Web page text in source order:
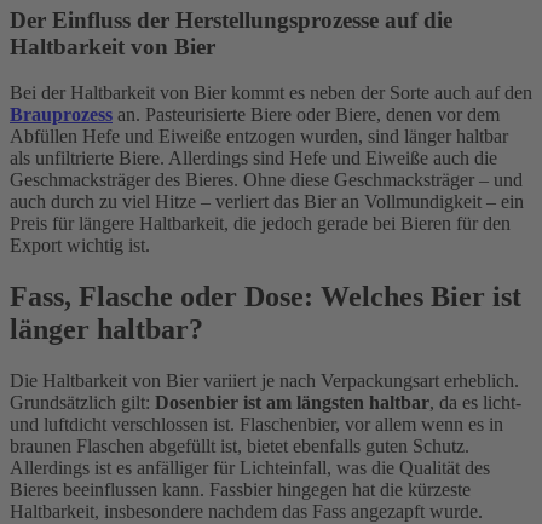
Der Einfluss der Herstellungsprozesse auf die
Haltbarkeit von Bier
Bei der Haltbarkeit von Bier kommt es neben der Sorte auch auf den
Brauprozess an. Pasteurisierte Biere oder Biere, denen vor dem
Abfüllen Hefe und Eiweiße entzogen wurden, sind länger haltbar
als unfiltrierte Biere. Allerdings sind Hefe und Eiweiße auch die
Geschmacksträger des Bieres. Ohne diese Geschmacksträger – und
auch durch zu viel Hitze – verliert das Bier an Vollmundigkeit – ein
Preis für längere Haltbarkeit, die jedoch gerade bei Bieren für den
Export wichtig ist.
Fass, Flasche oder Dose: Welches Bier ist
länger haltbar?
Die Haltbarkeit von Bier variiert je nach Verpackungsart erheblich.
Grundsätzlich gilt: Dosenbier ist am längsten haltbar, da es licht-
und luftdicht verschlossen ist. Flaschenbier, vor allem wenn es in
braunen Flaschen abgefüllt ist, bietet ebenfalls guten Schutz.
Allerdings ist es anfälliger für Lichteinfall, was die Qualität des
Bieres beeinflussen kann. Fassbier hingegen hat die kürzeste
Haltbarkeit, insbesondere nachdem das Fass angezapft wurde.